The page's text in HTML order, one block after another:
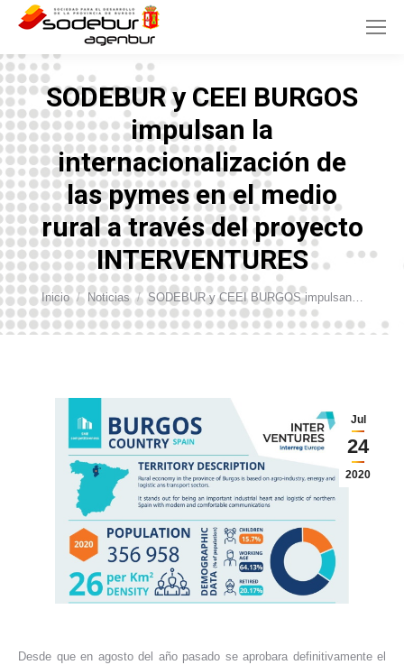
SODEBUR y CEEI BURGOS
impulsan la
internacionalización de
las pymes en el medio
rural a través del proyecto
INTERVENTURES
Estás aquí:
Inicio Noticias SODEBUR y CEEI BURGOS impulsan…
Jul
24
2020
Desde que en agosto del año pasado se aprobara definitivamente el